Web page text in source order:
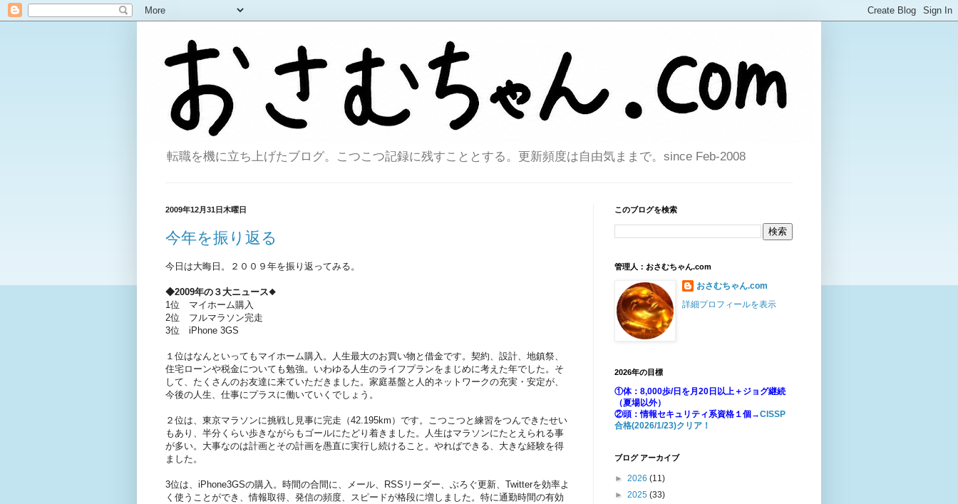
転職を機に立ち上げたブログ。こつこつ記録に残すこととする。更新頻度は自由気ままで。since Feb-2008
2009年12月31日木曜日
今年を振り返る
今日は大晦日。２００９年を振り返ってみる。
◆2009年の３大ニュース◆
1位 マイホーム購入
2位 フルマラソン完走
3位 iPhone 3GS
１位はなんといってもマイホーム購入。人生最大のお買い物と借金です。契約、設計、地鎮祭、
住宅ローンや税金についても勉強。いわゆる人生のライフプランをまじめに考えた年でした。そ
して、たくさんのお友達に来ていただきました。家庭基盤と人的ネットワークの充実・安定が、
今後の人生、仕事にプラスに働いていくでしょう。
２位は、東京マラソンに挑戦し見事に完走（42.195km）です。こつこつと練習をつんできたせい
もあり、半分くらい歩きながらもゴールにたどり着きました。人生はマラソンにたとえられる事
が多い。大事なのは計画とその計画を愚直に実行し続けること。やればできる、大きな経験を得
ました。
3位は、iPhone3GSの購入。時間の合間に、メール、RSSリーダー、ぶろぐ更新、Twitterを効率よ
く使うことができ、情報取得、発信の頻度、スピードが格段に増しました。特に通勤時間の有効
このブログを検索
管理人：おさむちゃん.com
おさむちゃん.com
詳細プロフィールを表示
2026年の目標
①体：8,000歩/日を月20日以上＋ジョグ継続
（夏場以外）
②頭：情報セキュリティ系資格１個→CISSP
合格(2026/1/23)クリア！
ブログ アーカイブ
► 2026 (11)
► 2025 (33)